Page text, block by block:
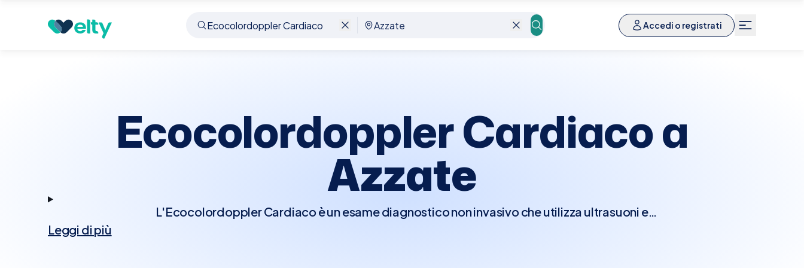
Accedi o registrati
Prenota visita Ecocolordoppler Cardiaco Azzate
Ecocolordoppler Cardiaco a
Azzate
L'Ecocolordoppler Cardiaco è un esame diagnostico non invasivo che utilizza ultrasuoni e
Leggi di più